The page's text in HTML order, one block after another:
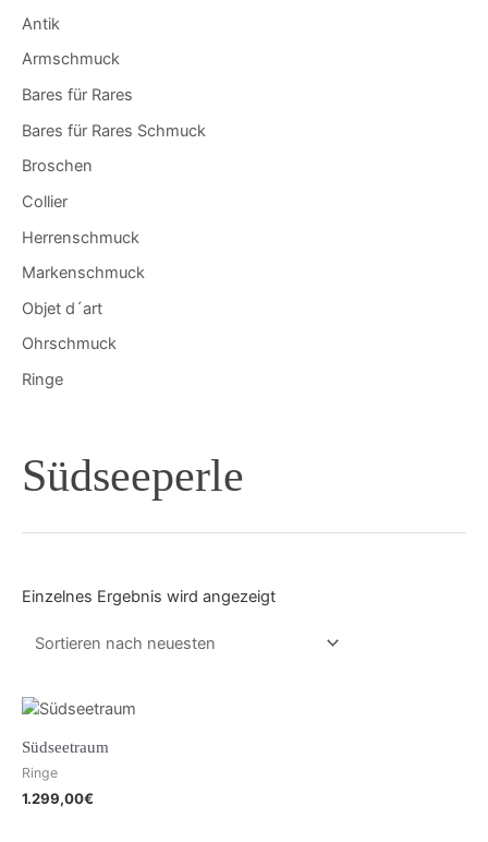
Antik
Armschmuck
Bares für Rares
Bares für Rares Schmuck
Broschen
Collier
Herrenschmuck
Markenschmuck
Objet d´art
Ohrschmuck
Ringe
Südseeperle
Einzelnes Ergebnis wird angezeigt
Südseetraum
Ringe
1.299,00€